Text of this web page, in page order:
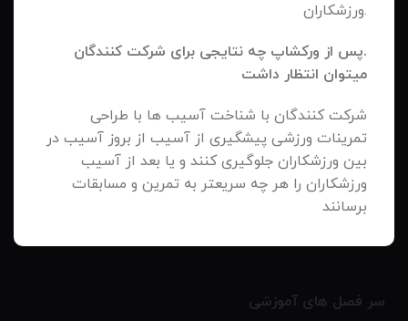
.ورزشکاران
.پس از ورکشاپ چه نتایجی برای شرکت کنندگان
میتوان انتظار داشت
شرکت کنندگان با شناخت آسیب ها با طراحی
تمرینات ورزشی پیشگیری از آسیب از بروز آسیب در
بین ورزشکاران جلوگیری کنند و یا بعد از آسیب
ورزشکاران را هر چه سریعتر به تمرین و مسابقات
برسانند
سر فصل های آموزشی